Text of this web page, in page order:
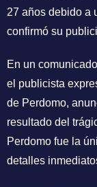
27 años debido a
confirmó su
En un
el publicista
de Perdomo,
resultado del
Perdomo fue la
detalles